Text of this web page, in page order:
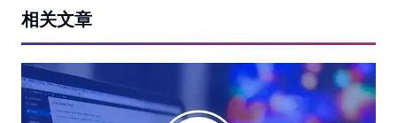
相关文章